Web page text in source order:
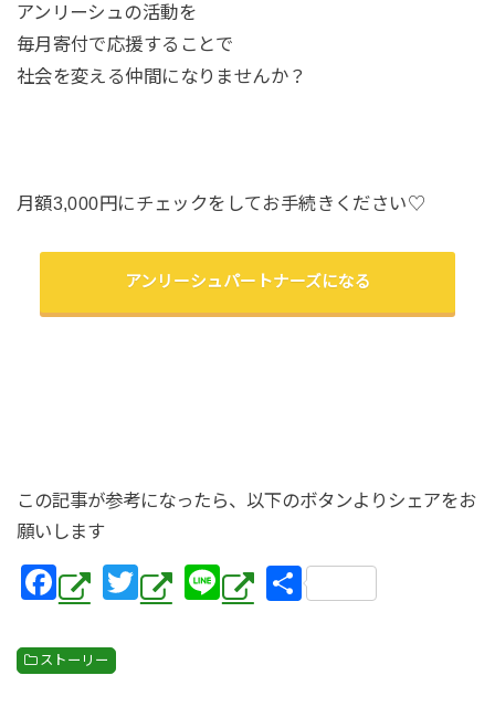
アンリーシュの活動を
毎月寄付で応援することで
社会を変える仲間になりませんか？
月額3,000円にチェックをしてお手続きください♡
アンリーシュパートナーズになる
この記事が参考になったら、以下のボタンよりシェアをお
願いします
F
a
c
T
wi
Li
n
共
ストーリー